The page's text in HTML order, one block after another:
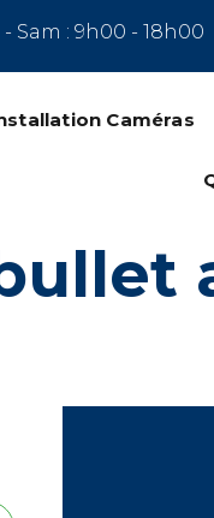
Sam : 9h00 - 18h00
Caméras